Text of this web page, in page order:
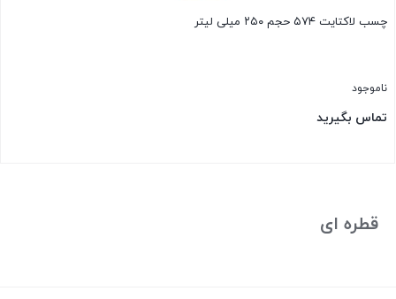
چسب لاکتایت ۵۷۴ حجم ۲۵۰ میلی لیتر
ناموجود
تماس بگیرید
قطره ای